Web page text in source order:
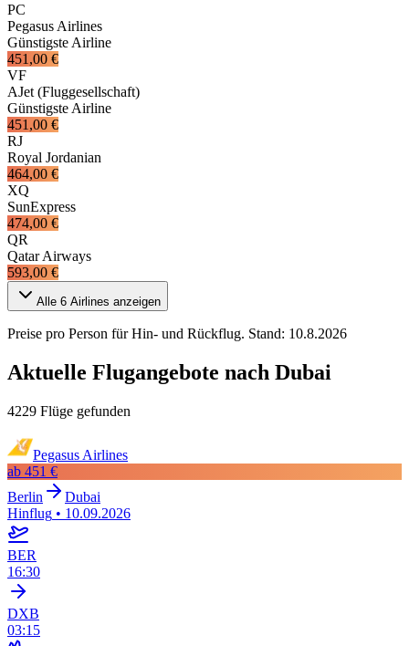
PC
Pegasus Airlines
Günstigste Airline
451,00 €
VF
AJet (Fluggesellschaft)
Günstigste Airline
451,00 €
RJ
Royal Jordanian
464,00 €
XQ
SunExpress
474,00 €
QR
Qatar Airways
593,00 €
Alle 6 Airlines anzeigen
Preise pro Person für Hin- und Rückflug. Stand: 10.8.2026
Aktuelle Flugangebote nach Dubai
4229 Flüge gefunden
Pegasus Airlines
ab 451 €
Berlin
Dubai
Hinflug • 10.09.2026
BER
16:30
DXB
03:15